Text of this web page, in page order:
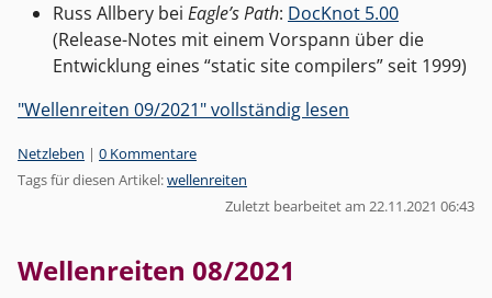
Russ Allbery bei Eagle’s Path: DocKnot 5.00
(Release-Notes mit einem Vorspann über die
Entwicklung eines “static site compilers” seit 1999)
"Wellenreiten 09/2021" vollständig lesen
Kategorien:
Netzleben | 0 Kommentare
Tags für diesen Artikel:wellenreiten
Zuletzt bearbeitet am 22.11.2021 06:43
Wellenreiten 08/2021